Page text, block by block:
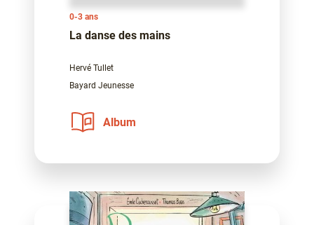
0-3 ans
La danse des mains
Hervé Tullet
Bayard Jeunesse
Album